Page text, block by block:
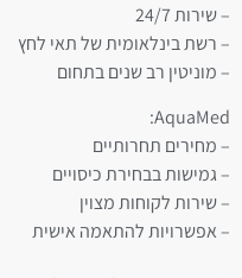
– שירות 24/7
– רשת בינלאומית של תאי לחץ
– מוניטין רב שנים בתחום
AquaMed:
– מחירים תחרותיים
– גמישות בבחירת כיסויים
– שירות לקוחות מצוין
– אפשרויות להתאמה אישית